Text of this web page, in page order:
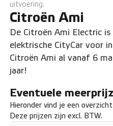
uitvoering.
Citroën Ami
De Citroën Ami Electric
elektrische CityCar voor
Citroën Ami al vanaf 6
jaar!
Eventuele
Hieronder vind je een
Deze prijzen zijn excl. BTW.